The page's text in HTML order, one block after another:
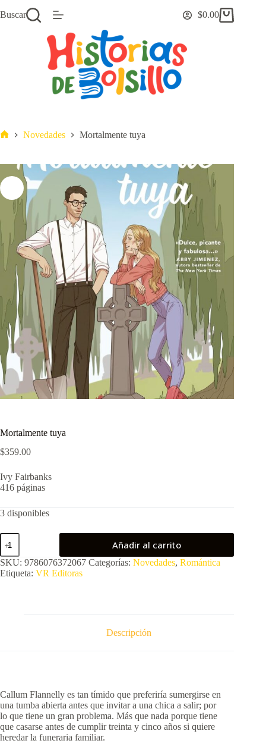
al
Buscar
Carro
$0.00
Novedades Mortalmente tuya
Mortalmente tuya
$359.00
Ivy Fairbanks
416 páginas
3 disponibles
Mortalmente
tuya
cantidad
Añadir al carrito
SKU: 9786076372067 Categorías: Novedades, Romántica
Etiqueta: VR Editoras
Descripción
Callum Flannelly es tan tímido que preferiría sumergirse en
una tumba abierta antes que invitar a una chica a salir; por
lo que tiene un gran problema. Más que nada porque tiene
que casarse antes de cumplir treinta y cinco años si quiere
heredar la funeraria familiar.